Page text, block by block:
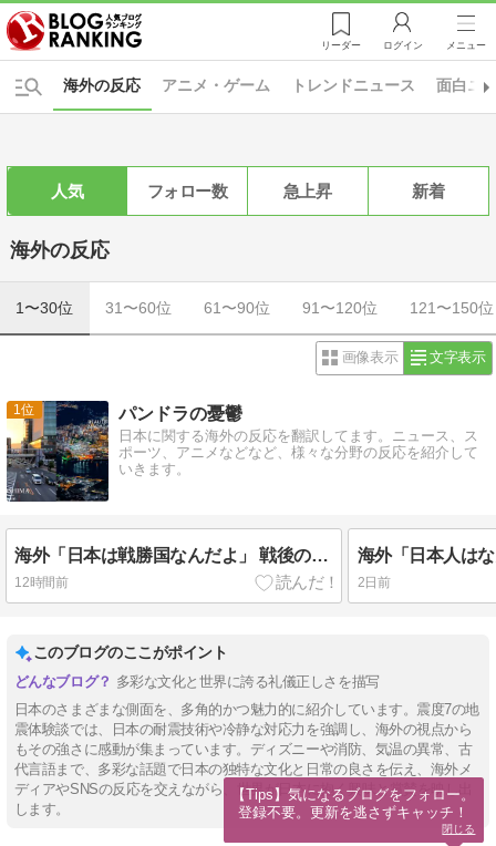
リーダー ログイン メニュー
アニメ・ゲーム トレンドニュース
海外の反応 面白ニ
人気 フォロー数 急上昇 新着
海外の反応
1〜30位 31〜60位 61〜90位 91〜120位 121〜150位
画像表示 文字表示
1 パンドラの憂鬱
日本に関する海外の反応を翻訳してます。ニュース、ス
ポーツ、アニメなどなど、様々な分野の反応を紹介して
いきます。
海外「日本は戦勝国なんだよ」 戦後の日本人の特別な生き様に各国から称賛の声
12時間前 2日前
このブログのここがポイント
多彩な文化と世界に誇る礼儀正しさを描写
日本のさまざまな側面を、多角的かつ魅力的に紹介しています。震度7の地
震体験談では、日本の耐震技術や冷静な対応力を強調し、海外の視点から
もその強さに感動が集まっています。ディズニーや消防、気温の異常、古
代言語まで、多彩な話題で日本の独特な文化と日常の良さを伝え、海外メ
ディアやSNSの反応を交えながら、世界が日本に抱く興味と賞賛を映し出
します。
【Tips】気になるブログをフォロー。
登録不要。更新を逃さずキャッチ！
閉じる